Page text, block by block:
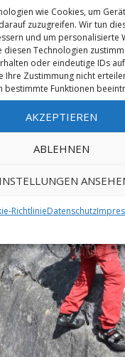
wie Cookies, um
zuzugreifen. Wir tun
und um personalisierte
diesen Technologien
oder eindeutige IDs
Ihre Zustimmung nicht
bestimmte Funktionen
AKZEPTIEREN
ABLEHNEN
RichtlinieDatenschutz
rockt Erto